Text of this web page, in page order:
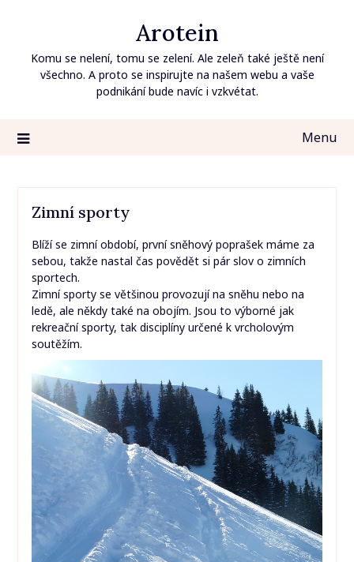
content
Arotein
Komu se nelení, tomu se zelení. Ale zeleň také ještě není
všechno. A proto se inspirujte na našem webu a vaše
podnikání bude navíc i vzkvétat.
Menu
Zimní sporty
Blíží se zimní období, první sněhový poprašek máme za
sebou, takže nastal čas povědět si pár slov o zimních
sportech.
Zimní sporty se většinou provozují na sněhu nebo na
ledě, ale někdy také na obojím. Jsou to výborné jak
rekreační sporty, tak disciplíny určené k vrcholovým
soutěžím.